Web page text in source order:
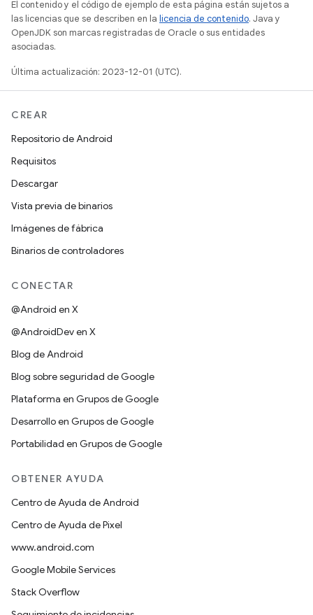
El contenido y el código de ejemplo de esta página están sujetos a
las licencias que se describen en la licencia de contenido. Java y
OpenJDK son marcas registradas de Oracle o sus entidades
asociadas.
Última actualización: 2023-12-01 (UTC).
CREAR
Repositorio de Android
Requisitos
Descargar
Vista previa de binarios
Imágenes de fábrica
Binarios de controladores
CONECTAR
@Android en X
@AndroidDev en X
Blog de Android
Blog sobre seguridad de Google
Plataforma en Grupos de Google
Desarrollo en Grupos de Google
Portabilidad en Grupos de Google
OBTENER AYUDA
Centro de Ayuda de Android
Centro de Ayuda de Pixel
www.android.com
Google Mobile Services
Stack Overflow